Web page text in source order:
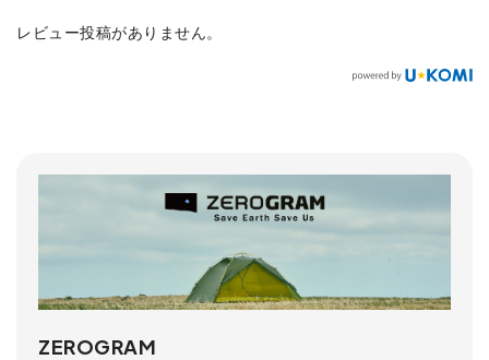
レビュー投稿がありません。
ZEROGRAM